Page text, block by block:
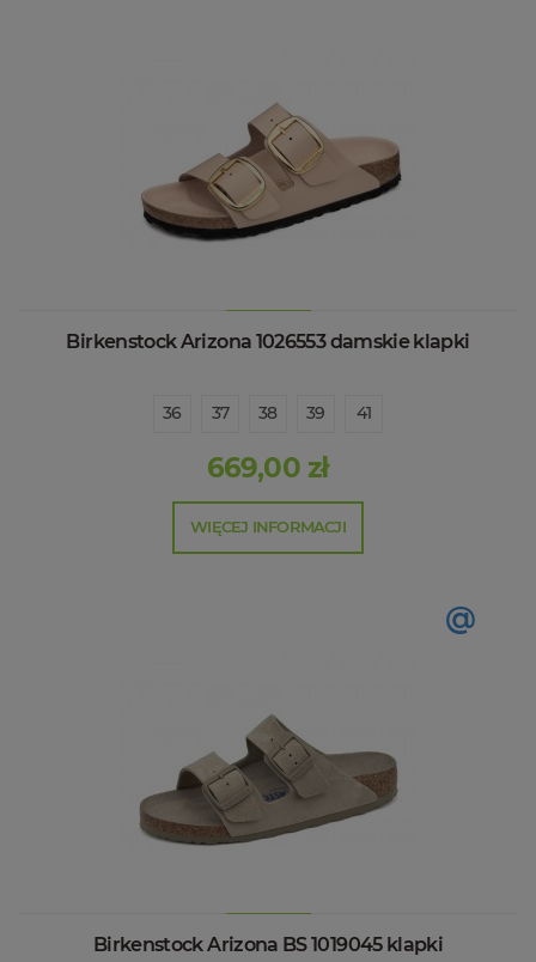
Birkenstock Arizona 1026553 damskie klapki
36 37 38 39 41
669,00 zł
WIĘCEJ INFORMACJI
@
Birkenstock Arizona BS 1019045 klapki